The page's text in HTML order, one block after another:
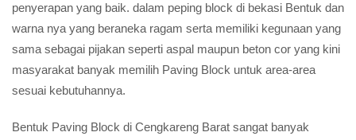
penyerapan yang baik. dalam peping block di bekasi Bentuk dan
warna nya yang beraneka ragam serta memiliki kegunaan yang
sama sebagai pijakan seperti aspal maupun beton cor yang kini
masyarakat banyak memilih Paving Block untuk area-area
sesuai kebutuhannya.
Bentuk Paving Block di Cengkareng Barat sangat banyak